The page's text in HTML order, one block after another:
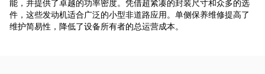
能，并提供了卓越的功率密度。凭借超紧凑的封装尺寸和众多的选
件，这些发动机适合广泛的小型非道路应用。单侧保养维修提高了
维护简易性，降低了设备所有者的总运营成本。